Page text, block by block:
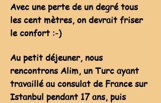
Avec une perte de un degré tous
les cent mètres, on devrait friser
le confort :-)
Au petit déjeuner, nous
rencontrons Alim, un Turc ayant
travaillé au consulat de France sur
Istanbul pendant 17 ans, puis